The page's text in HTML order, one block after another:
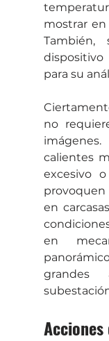
mostrar
para su
no
calientes
excesivo
en
en